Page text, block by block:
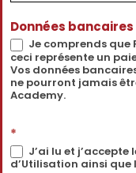
Données
Je comprends que
ceci représente un
Vos données
ne pourront jamais
Academy.
*
J’ai lu et
d’Utilisation ainsi